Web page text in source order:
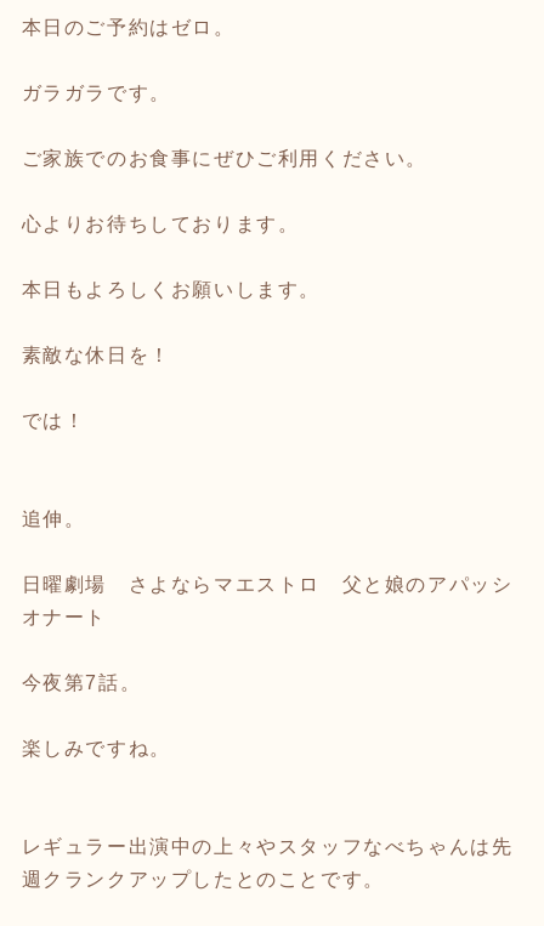
本日のご予約はゼロ。
ガラガラです。
ご家族でのお食事にぜひご利用ください。
心よりお待ちしております。
本日もよろしくお願いします。
素敵な休日を！
では！
追伸。
日曜劇場 さよならマエストロ 父と娘のアパッシ
オナート
今夜第7話。
楽しみですね。
レギュラー出演中の上々やスタッフなべちゃんは先
週クランクアップしたとのことです。